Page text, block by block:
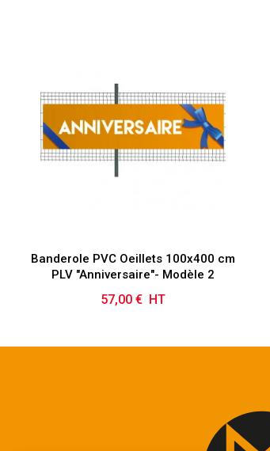
Banderole PVC Oeillets 100x400 cm
PLV "Anniversaire"- Modèle 2
Prix
57,00 € HT